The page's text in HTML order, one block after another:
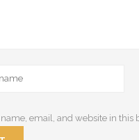
email, and website in